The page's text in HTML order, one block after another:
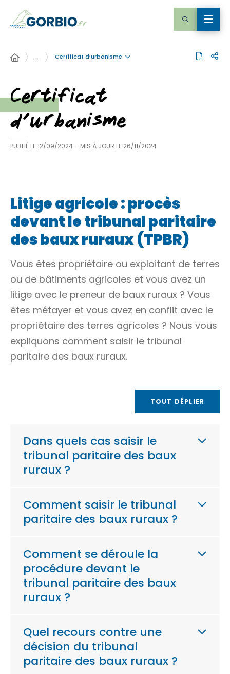
… Certificat d’urbanisme
Certificat
d’urbanisme
PUBLIÉ LE12/09/2024 – MIS À JOUR LE 26/11/2024
Litige agricole : procès
devant le tribunal paritaire
des baux ruraux (TPBR)
Vous êtes propriétaire ou exploitant de terres
ou de bâtiments agricoles et vous avez un
litige avec le preneur de baux ruraux ? Vous
êtes métayer et vous avez en conflit avec le
propriétaire des terres agricoles ? Nous vous
expliquons comment saisir le tribunal
paritaire des baux ruraux.
TOUT DÉPLIER
Dans quels cas saisir le
tribunal paritaire des baux
ruraux ?
Comment saisir le tribunal
paritaire des baux ruraux ?
Comment se déroule la
procédure devant le
tribunal paritaire des baux
ruraux ?
Quel recours contre une
décision du tribunal
paritaire des baux ruraux ?